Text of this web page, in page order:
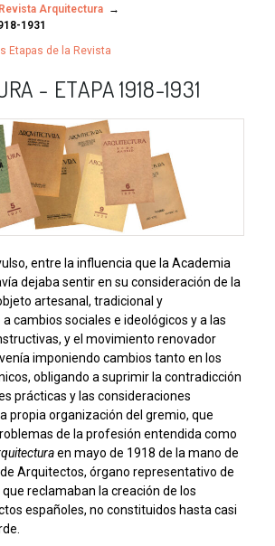
Revista Arquitectura
1931
Etapas de la Revista
- ETAPA 1918-1931
entre la influencia que la Academia
dejaba sentir en su consideración de la
artesanal, tradicional y
cambios sociales e ideológicos y a las
y el movimiento renovador
imponiendo cambios tanto en los
obligando a suprimir la contradicción
prácticas y las consideraciones
propia organización del gremio, que
de la profesión entendida como
en mayo de 1918 de la mano de
Arquitectos, órgano representativo de
reclamaban la creación de los
españoles, no constituidos hasta casi